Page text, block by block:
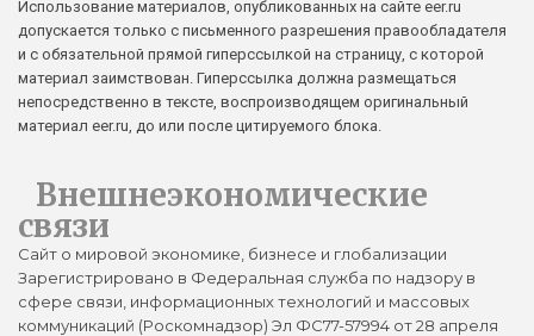
Использование материалов, опубликованных на сайте eer.ru
допускается только с письменного разрешения правообладателя
и с обязательной прямой гиперссылкой на страницу, с которой
материал заимствован. Гиперссылка должна размещаться
непосредственно в тексте, воспроизводящем оригинальный
материал eer.ru, до или после цитируемого блока.
Внешнеэкономические
связи
Сайт о мировой экономике, бизнесе и глобализации
Зарегистрировано в Федеральная служба по надзору в
сфере связи, информационных технологий и массовых
коммуникаций (Роскомнадзор) Эл ФС77-57994 от 28 апреля